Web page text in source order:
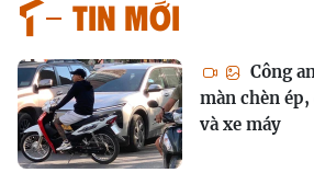
Tin mới
Công
màn chèn
và xe máy